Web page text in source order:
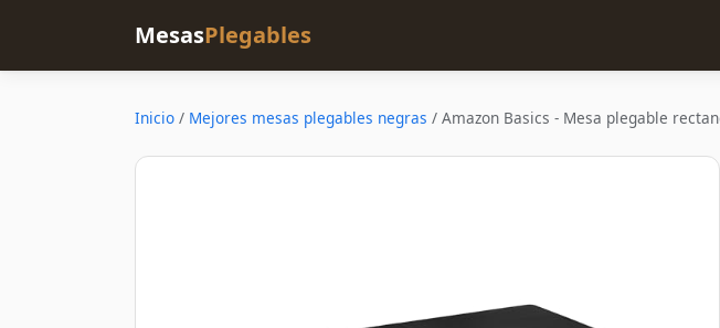
MesasPlegables
Inicio / Mejores mesas plegables negras / Amazon Basics - Mesa plegable